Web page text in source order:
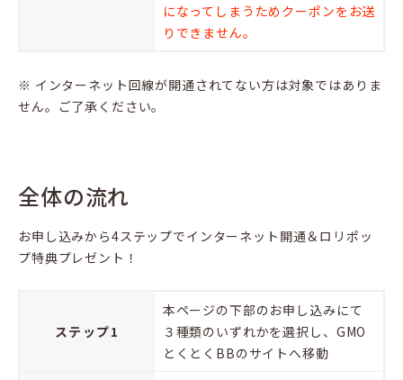
になってしまうためクーポンをお送
りできません。
※ インターネット回線が開通されてない方は対象ではありま
せん。ご了承ください。
全体の流れ
お申し込みから4ステップでインターネット開通＆ロリポッ
プ特典プレゼント！
ステップ1
本ページの下部のお申し込みにて
３種類のいずれかを選択し、GMO
とくとくBBのサイトへ移動